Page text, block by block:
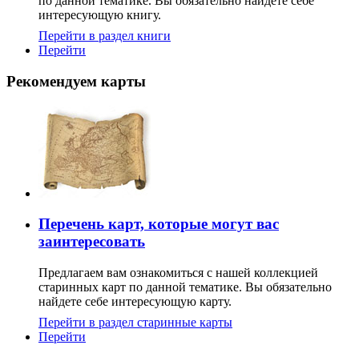
интересующую книгу.
Перейти в раздел книги
Перейти
Рекомендуем карты
Перечень карт, которые могут вас
заинтересовать
Предлагаем вам ознакомиться с нашей коллекцией
старинных карт по данной тематике. Вы обязательно
найдете себе интересующую карту.
Перейти в раздел старинные карты
Перейти